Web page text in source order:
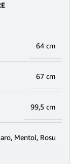
64 cm
67 cm
99,5 cm
, Mentol, Rosu